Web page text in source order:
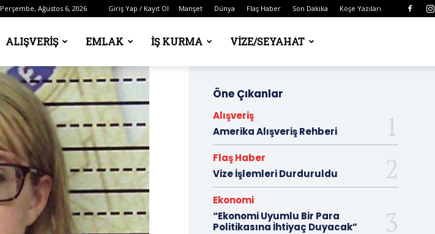
Perşembe, Ağustos 6, 2026 Giriş Yap / Kayıt Ol Manşet Dünya Flaş Haber Son Dakika Köşe Yazıları
ALIŞVERIŞ EMLAK İŞ KURMA VIZE/SEYAHAT
Öne Çıkanlar
Alışveriş
Amerika Alışveriş Rehberi
Flaş Haber
Vize İşlemleri Durduruldu
Ekonomi
“Ekonomi Uyumlu Bir Para
Politikasına İhtiyaç Duyacak”